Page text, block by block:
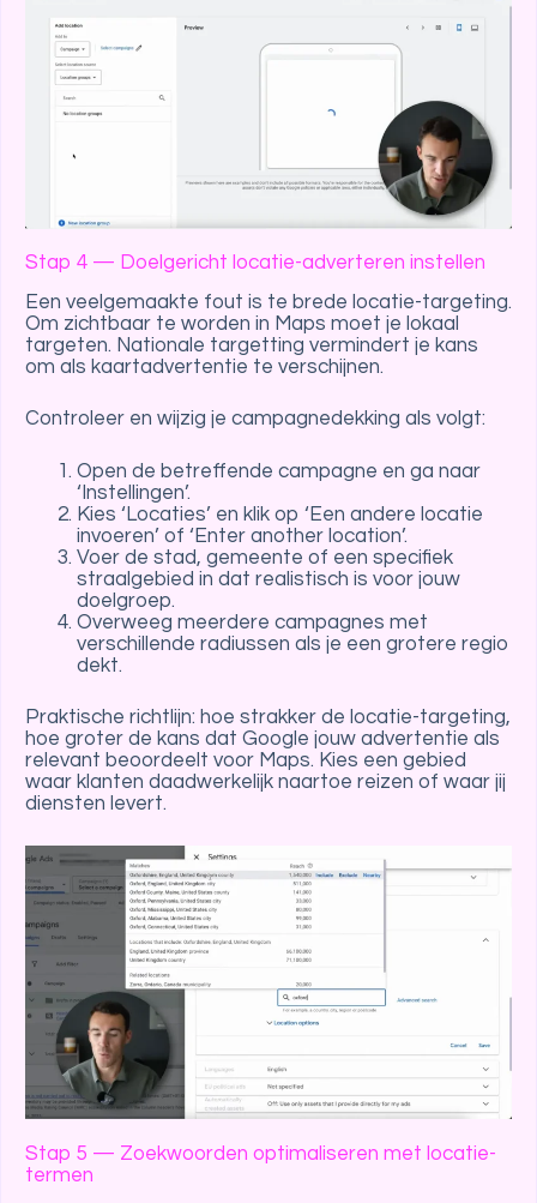
Stap 4 — Doelgericht locatie-adverteren instellen
Een veelgemaakte fout is te brede locatie-targeting.
Om zichtbaar te worden in Maps moet je lokaal
targeten. Nationale targetting vermindert je kans
om als kaartadvertentie te verschijnen.
Controleer en wijzig je campagnedekking als volgt:
Open de betreffende campagne en ga naar
‘Instellingen’.
Kies ‘Locaties’ en klik op ‘Een andere locatie
invoeren’ of ‘Enter another location’.
Voer de stad, gemeente of een specifiek
straalgebied in dat realistisch is voor jouw
doelgroep.
Overweeg meerdere campagnes met
verschillende radiussen als je een grotere regio
dekt.
Praktische richtlijn: hoe strakker de locatie-targeting,
hoe groter de kans dat Google jouw advertentie als
relevant beoordeelt voor Maps. Kies een gebied
waar klanten daadwerkelijk naartoe reizen of waar jij
diensten levert.
Stap 5 — Zoekwoorden optimaliseren met locatie-
termen